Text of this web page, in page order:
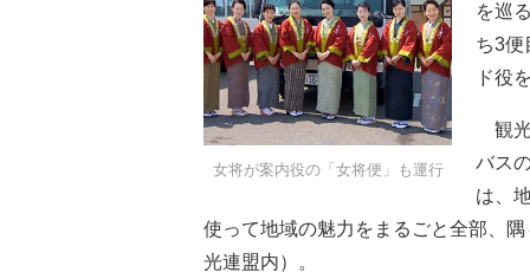
女将が案内役の「女将便」も運行
を巡
ち3便
ド役
観光
バス
は、
使って地域の魅力をまるごと全部、
光連盟内）。